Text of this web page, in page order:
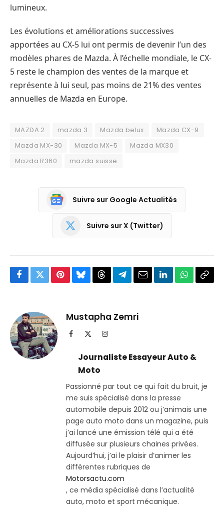
lumineux.
Les évolutions et améliorations successives
apportées au CX-5 lui ont permis de devenir l’un des
modèles phares de Mazda. À l’échelle mondiale, le CX-
5 reste le champion des ventes de la marque et
représente à lui seul, pas moins de 21% des ventes
annuelles de Mazda en Europe.
MAZDA 2 mazda 3 Mazda belux
Mazda CX-9
Mazda MX-30
Mazda MX-5
Mazda MX30
Mazda R360
mazda suisse
Suivre sur Google Actualités
Suivre sur X (Twitter)
Facebook
TwitterPinterestBlueskyThreadsPartager
Telegram
EmailLinkedInWhatsApp
Mustapha Zemri
Facebook Instagram
Journaliste Essayeur Auto &
Moto
Passionné par tout ce qui fait du bruit, je
me suis spécialisé dans la presse
automobile depuis 2012 ou j’animais une
page auto moto dans un magazine, puis
j’ai lancé une émission télé qui a été
diffusée sur plusieurs chaines privées.
Aujourd’hui, j’ai le plaisir d’animer les
différentes rubriques de
Motorsactu.com
, ce média spécialisé dans l’actualité
auto, moto et sport mécanique.